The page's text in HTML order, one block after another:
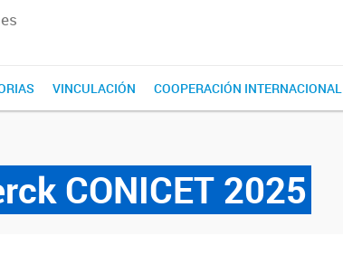
VINCULACIÓN COOPERACIÓN INTERNACIONAL
CONICET 2025